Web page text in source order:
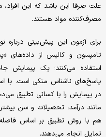
علت صرفا این باشد که این
مصرف‌کننده مواد هستند.
برای آزمون این پیش‌بینی درباره
تامپسون و کالیس از داده‌های
استفاده می‌کنند؛ یک پیمایش
پاسخ‌های ناشناس متکی است. با
در پیمایش را با کسانی تطبیق
مانند درآمد، تحصیلات و سن
هم با روش تطبیق بر اساس
تمایل انجام می‌دهند.